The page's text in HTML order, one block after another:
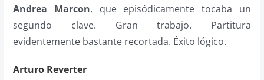
Andrea Marcon, que episódicamente tocaba un
segundo clave. Gran trabajo. Partitura
evidentemente bastante recortada. Éxito lógico.
Arturo Reverter